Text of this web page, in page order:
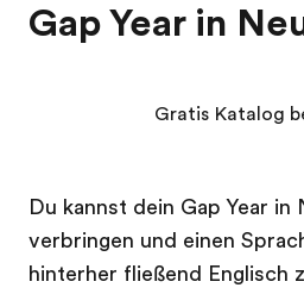
Gap Year in
Du kannst dein Gap Year in
verbringen und einen
hinterher fließend Englisch
Gratis Katalog